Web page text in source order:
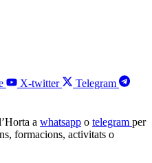
X-twitter
Telegram
a whatsapp o telegram per
formacions, activitats o